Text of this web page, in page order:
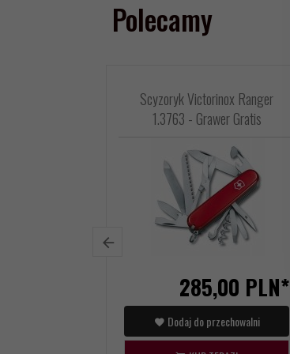
Polecamy
Scyzoryk Victorinox Ranger
1.3763 - Grawer Gratis
285,00 PLN*
Dodaj do przechowalni